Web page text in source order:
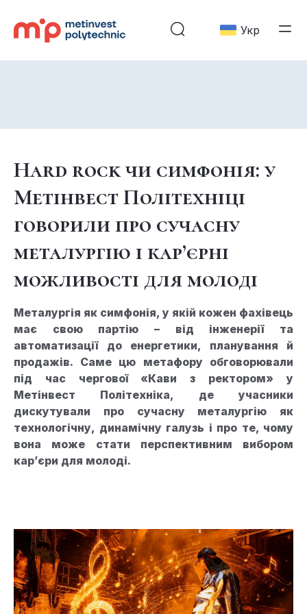
Укр
Hard rock чи симфонія: у
Метінвест Політехніці
говорили про сучасну
металургію і кар’єрні
можливості для молоді
Металургія як симфонія, у якій кожен фахівець
має свою партію – від інженерії та
автоматизації до енергетики, планування й
продажів. Саме цю метафору обговорювали
під час чергової «Кави з ректором» у
Метінвест Політехніка, де учасники
дискутували про сучасну металургію як
технологічну, динамічну галузь і про те, чому
вона може стати перспективним вибором
кар’єри для молоді.